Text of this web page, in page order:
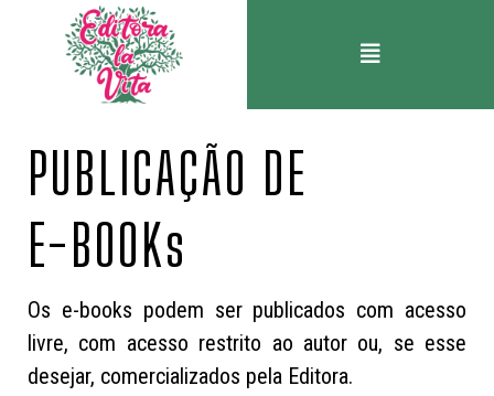
PUBLICAÇÃO DE
E-BOOKs
Os e-books podem ser publicados com acesso
livre, com acesso restrito ao autor ou, se esse
desejar, comercializados pela Editora.